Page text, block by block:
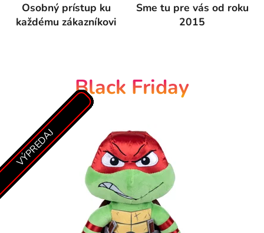
Osobný prístup ku
každému zákazníkovi
Sme tu pre vás od roku
2015
Black Friday
VÝPREDAJ
VÝPREDAJ
VÝPREDAJ
VÝPREDAJ
VÝPREDAJ
VÝPREDAJ
VÝPREDAJ
VÝPREDAJ
VÝPREDAJ
VÝPREDAJ
VÝPREDAJ
VÝPREDAJ
VÝPREDAJ
VÝPREDAJ
VÝPREDAJ
VÝPREDAJ
VÝPREDAJ
VÝPREDAJ
VÝPREDAJ
VÝPREDAJ
VÝPREDAJ
VÝPREDAJ
VÝPREDAJ
VÝPREDAJ